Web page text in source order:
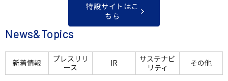
特設サイトはこ
ちら
News&Topics
新着情報
プレスリリ
ース
IR
サステナビ
リティ
その他